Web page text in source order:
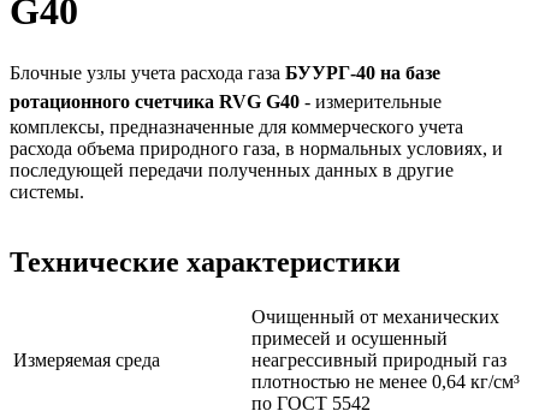
G40
Блочные узлы учета расхода газа БУУРГ-40 на базе
ротационного счетчика RVG G40 - измерительные
комплексы, предназначенные для коммерческого учета
расхода объема природного газа, в нормальных условиях, и
последующей передачи полученных данных в другие
системы.
Технические характеристики
Измеряемая среда
Очищенный от механических
примесей и осушенный
неагрессивный природный газ
плотностью не менее 0,64 кг/см³
по ГОСТ 5542